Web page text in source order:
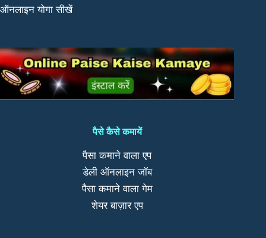
ऑनलाइन योगा सीखें
पैसे कैसे कमायें
पैसा कमाने वाला एप
डेली ऑनलाइन जॉब
पैसा कमाने वाला गेम
शेयर बाज़ार एप